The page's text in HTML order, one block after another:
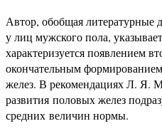
Автор, обобщая литературные
у лиц мужского пола,
характеризуется появлением
окончательным
желез. В рекомендациях Л. Я.
развития половых желез
средних величин нормы.